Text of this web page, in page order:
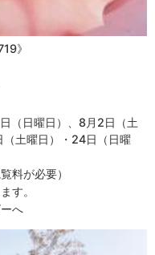
》
（日曜日）、8月2日（土
土曜日）・24日（日曜
料が必要）
す。
へ